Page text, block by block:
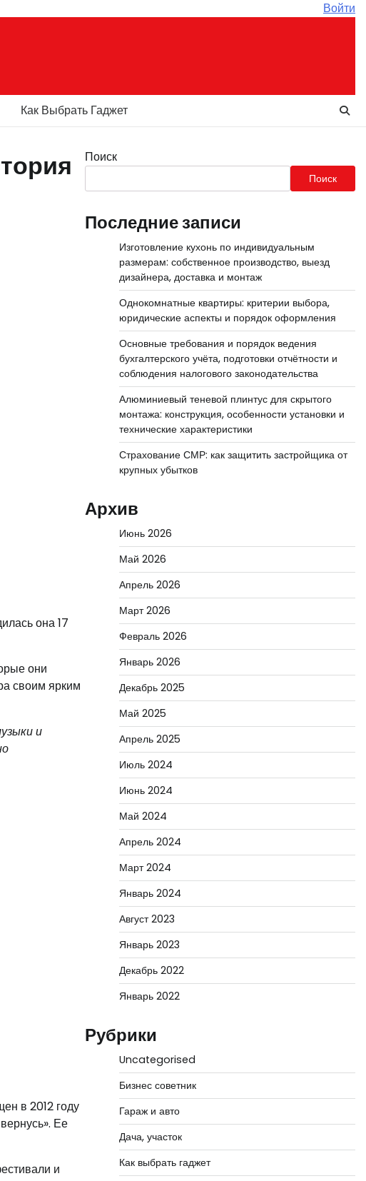
Войти
Как Выбрать Гаджет
она 17
они
своим ярким
и
в 2012 году
Ее
и
Поиск
Поиск
Последние записи
Изготовление кухонь по индивидуальным
размерам: собственное производство, выезд
дизайнера, доставка и монтаж
Однокомнатные квартиры: критерии выбора,
юридические аспекты и порядок оформления
Основные требования и порядок ведения
бухгалтерского учёта, подготовки отчётности и
соблюдения налогового законодательства
Алюминиевый теневой плинтус для скрытого
монтажа: конструкция, особенности установки и
технические характеристики
Страхование СМР: как защитить застройщика от
крупных убытков
Архив
Июнь 2026
Май 2026
Апрель 2026
Март 2026
Февраль 2026
Январь 2026
Декабрь 2025
Май 2025
Апрель 2025
Июль 2024
Июнь 2024
Май 2024
Апрель 2024
Март 2024
Январь 2024
Август 2023
Январь 2023
Декабрь 2022
Январь 2022
Рубрики
Uncategorised
Бизнес советник
Гараж и авто
Дача, участок
Как выбрать гаджет